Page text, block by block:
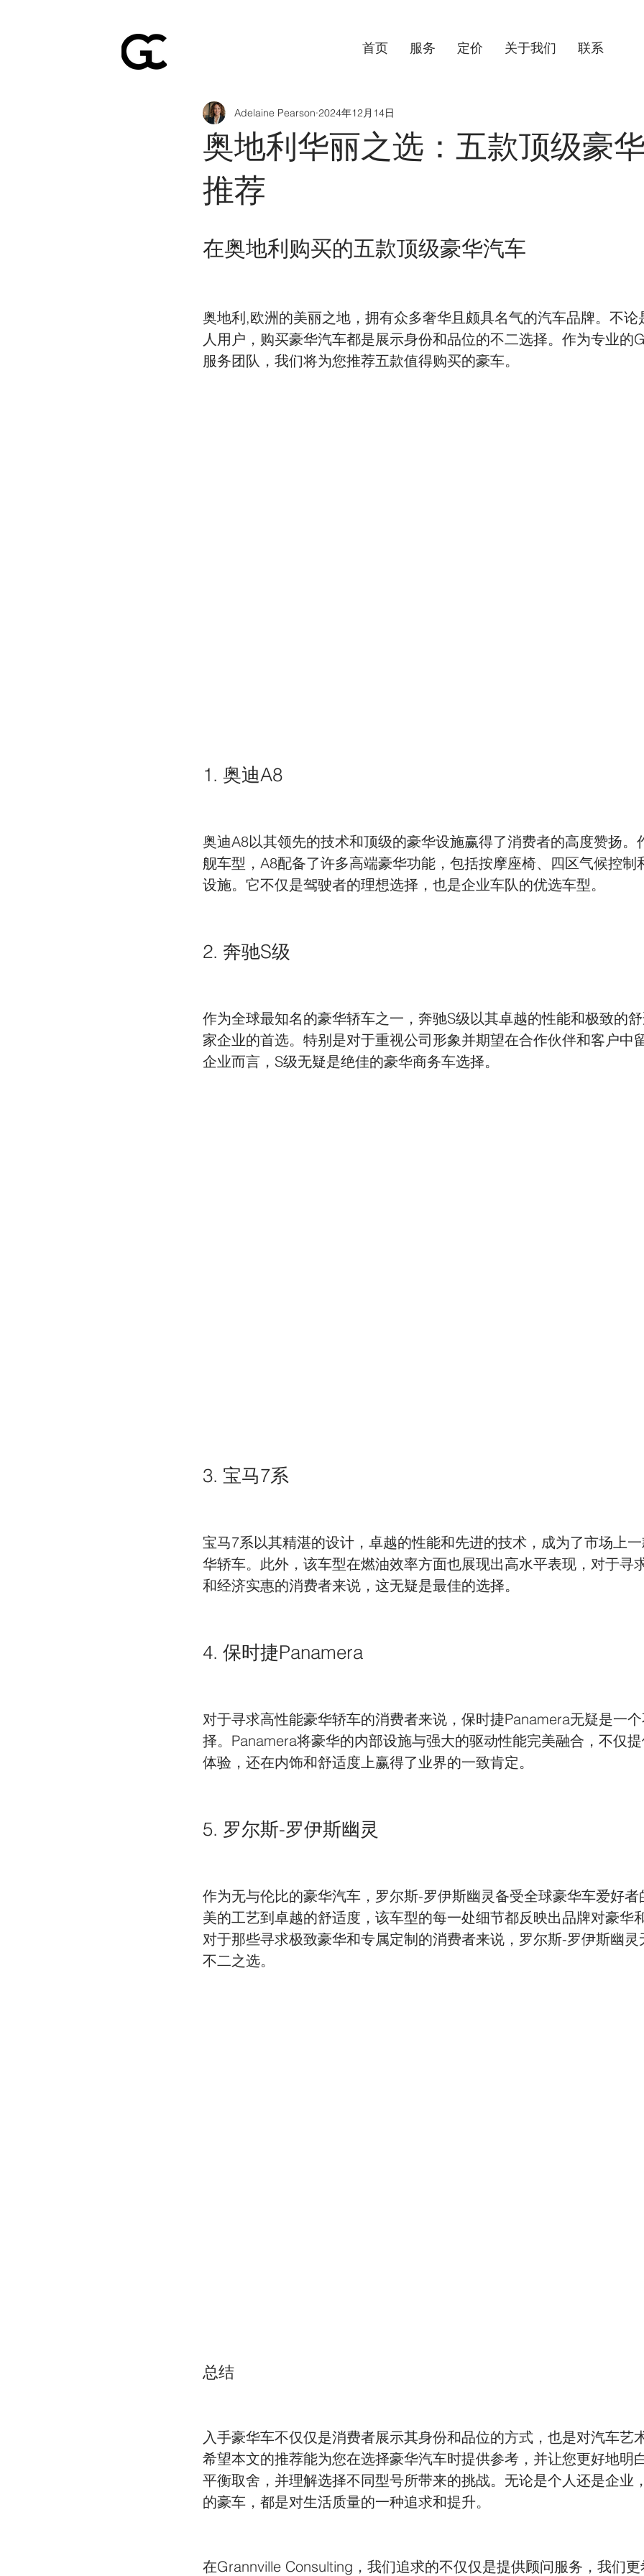
首页 服务 定价 关于我们 联系
奥地利华丽之选：五款顶级豪
推荐
Adelaine Pearson 2024年12月14日
在奥地利购买的五款顶级豪华汽车
奥地利,欧洲的美丽之地，拥有众多奢华且颇具名气的汽车品牌。不论
人用户，购买豪华汽车都是展示身份和品位的不二选择。作为专业的
服务团队，我们将为您推荐五款值得购买的豪车。
1. 奥迪A8
奥迪A8以其领先的技术和顶级的豪华设施赢得了消费者的高度赞扬。
舰车型，A8配备了许多高端豪华功能，包括按摩座椅、四区气候控制
设施。它不仅是驾驶者的理想选择，也是企业车队的优选车型。
2. 奔驰S级
作为全球最知名的豪华轿车之一，奔驰S级以其卓越的性能和极致的
家企业的首选。特别是对于重视公司形象并期望在合作伙伴和客户中
企业而言，S级无疑是绝佳的豪华商务车选择。
3. 宝马7系
宝马7系以其精湛的设计，卓越的性能和先进的技术，成为了市场上
华轿车。此外，该车型在燃油效率方面也展现出高水平表现，对于寻
和经济实惠的消费者来说，这无疑是最佳的选择。
4. 保时捷Panamera
对于寻求高性能豪华轿车的消费者来说，保时捷Panamera无疑是一
择。Panamera将豪华的内部设施与强大的驱动性能完美融合，不仅
体验，还在内饰和舒适度上赢得了业界的一致肯定。
5. 罗尔斯-罗伊斯幽灵
作为无与伦比的豪华汽车，罗尔斯-罗伊斯幽灵备受全球豪华车爱好者
美的工艺到卓越的舒适度，该车型的每一处细节都反映出品牌对豪华
对于那些寻求极致豪华和专属定制的消费者来说，罗尔斯-罗伊斯幽灵
不二之选。
总结
入手豪华车不仅仅是消费者展示其身份和品位的方式，也是对汽车艺
希望本文的推荐能为您在选择豪华汽车时提供参考，并让您更好地明
平衡取舍，并理解选择不同型号所带来的挑战。无论是个人还是企业
的豪车，都是对生活质量的一种追求和提升。
在Grannville Consulting，我们追求的不仅仅是提供顾问服务，我们